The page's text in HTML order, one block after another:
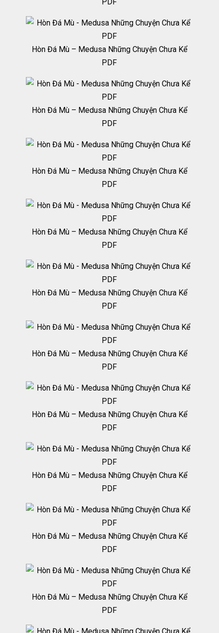
Hòn Đá Mù – Medusa Những Chuyện Chưa Kể
PDF
Hòn Đá Mù – Medusa Những Chuyện Chưa Kể
PDF
Hòn Đá Mù – Medusa Những Chuyện Chưa Kể
PDF
Hòn Đá Mù – Medusa Những Chuyện Chưa Kể
PDF
Hòn Đá Mù – Medusa Những Chuyện Chưa Kể
PDF
Hòn Đá Mù – Medusa Những Chuyện Chưa Kể
PDF
Hòn Đá Mù – Medusa Những Chuyện Chưa Kể
PDF
Hòn Đá Mù – Medusa Những Chuyện Chưa Kể
PDF
Hòn Đá Mù – Medusa Những Chuyện Chưa Kể
PDF
Hòn Đá Mù – Medusa Những Chuyện Chưa Kể
PDF